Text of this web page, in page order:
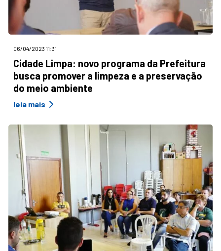
06/04/2023 11:31
Cidade Limpa: novo programa da Prefeitura
busca promover a limpeza e a preservação
do meio ambiente
leia mais